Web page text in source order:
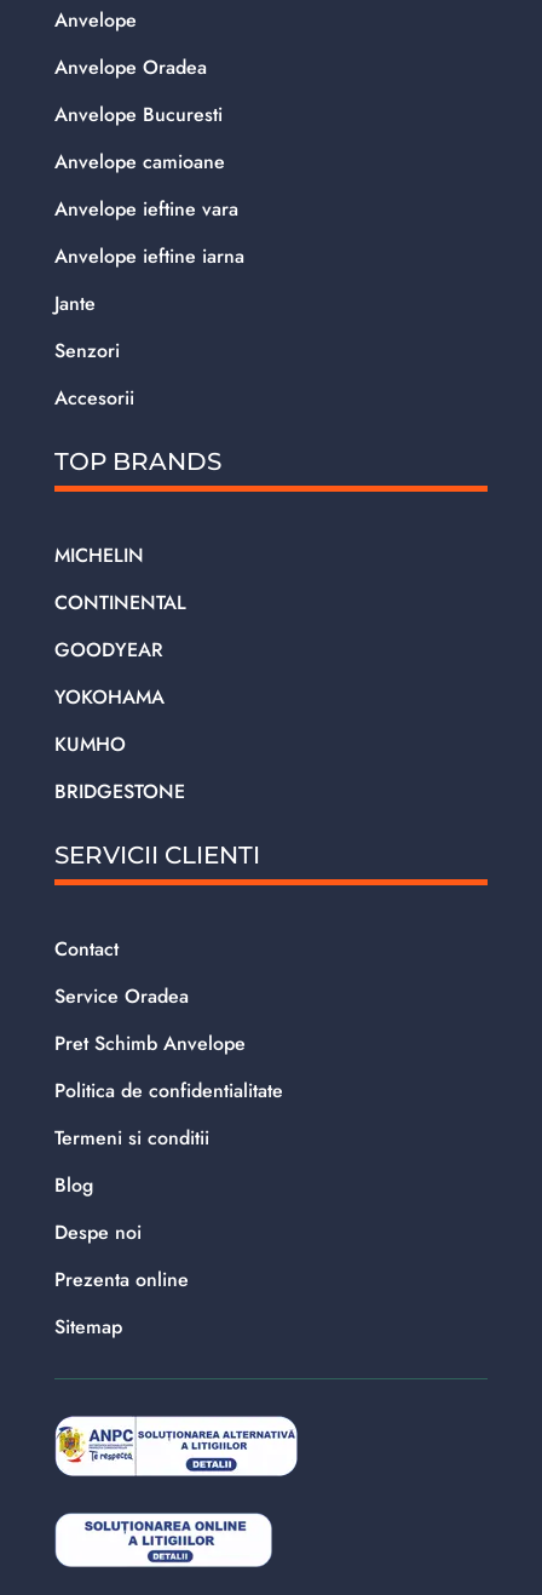
Anvelope
Anvelope Oradea
Anvelope Bucuresti
Anvelope camioane
Anvelope ieftine vara
Anvelope ieftine iarna
Jante
Senzori
Accesorii
TOP BRANDS
MICHELIN
CONTINENTAL
GOODYEAR
YOKOHAMA
KUMHO
BRIDGESTONE
SERVICII CLIENTI
Contact
Service Oradea
Pret Schimb Anvelope
Politica de confidentialitate
Termeni si conditii
Blog
Despe noi
Prezenta online
Sitemap